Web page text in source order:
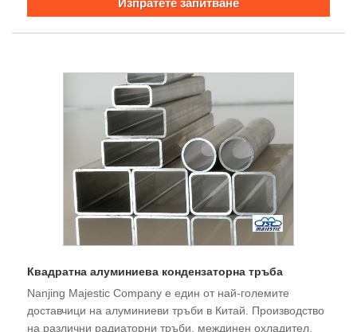
Изпратете запитване
Квадратна алуминиева кондензаторна тръба
Nanjing Majestic Company е един от най-големите
доставчици на алуминиеви тръби в Китай. Производство
на различни радиаторни тръби, междинен охладител,